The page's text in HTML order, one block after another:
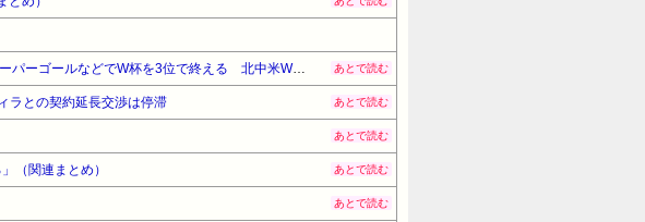
英代表、フランスとの壮絶な打ち合いに6-4勝利！サカ圧巻ハット、ベリンガム独走スーパーゴールなどでW杯を3位で終える 北中米W杯（関連まとめ） あとで読む
ラとの契約延長交渉は停滞 あとで読む
あとで読む
（関連まとめ） あとで読む
あとで読む